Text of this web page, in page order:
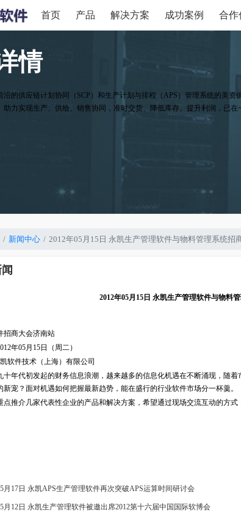
首页 产品 解决方案 成功案例 合作
情
沿的供应链计划协同（SCP）和生产计划与排程（APS）管理系统的美资
助力实现生产、供给、销售协同，准时交货、降低库存、提升利润，已在
新闻中心 2012年05月15日 永凯生产管理软件与物料管理系统招
2012年05月15日 永凯生产管理软件与物料
商大会济南站
年05月15日（周二）
件技术（上海）有限公司
代初发起的财务信息浪潮，越来越多的信息化机遇在不断涌现，随着
新宠？面对机遇如何把握最新趋势，能在盛行的行业软件市场分一杯羹。
介几家代表性企业的产品和解决方案，希望通过现场交流互动的方式
月17日 永凯APS生产管理软件再次突破APS运算时间研讨会
月12日 永凯生产管理软件被邀出席2012第十六届中国国际软博会